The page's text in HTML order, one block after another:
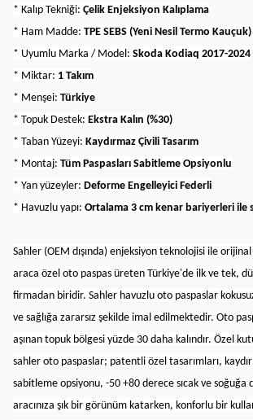
* Kalıp Tekniği: Çelik Enjeksiyon Kalıplama
* Ham Madde: TPE SEBS (Yeni Nesil Termo Kauçuk)
* Uyumlu Marka / Model: Skoda Kodiaq 2017-2024
* Miktar: 1 Takım
* Menşei: Türkiye
* Topuk Destek: Ekstra Kalın (%30)
* Taban Yüzeyi: Kaydırmaz Çivili Tasarım
* Montaj: Tüm Paspasları Sabitleme Opsiyonlu
* Yan yüzeyler: Deforme Engelleyici Federli
* Havuzlu yapı: Ortalama 3 cm kenar bariyerleri ile
Sahler (OEM dışında) enjeksiyon teknolojisi ile
araca özel oto paspas üreten Türkiye'de ilk ve tek,
firmadan biridir. Sahler havuzlu oto paspaslar
ve sağlığa zararsız şekilde imal edilmektedir. Oto
aşınan topuk bölgesi yüzde 30 daha kalındır. Özel
sahler oto paspaslar; patentli özel tasarımları,
sabitleme opsiyonu, -50 +80 derece sıcak ve soğuğa
aracınıza şık bir görünüm katarken, konforlu bir